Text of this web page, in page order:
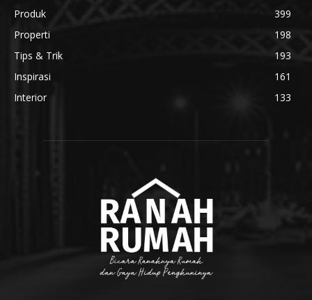
Produk
399
Properti
198
Tips & Trik
193
Inspirasi
161
Interior
133